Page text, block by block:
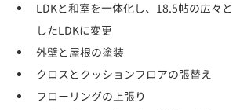
LDKと和室を一体化し、18.5帖の広々と
したLDKに変更
外壁と屋根の塗装
クロスとクッションフロアの張替え
フローリングの上張り